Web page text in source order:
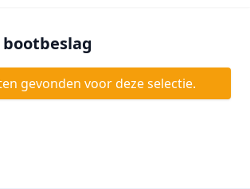
bootbeslag
gevonden voor deze selectie.